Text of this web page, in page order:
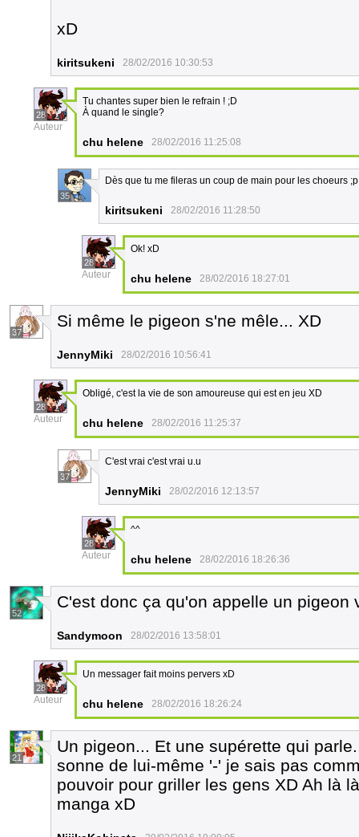
xD
kiritsukeni 28/02/2016 10:30:53
28
Auteur
Tu chantes super bien le refrain ! ;D
À quand le single?
chu helene 28/02/2016 11:25:08
35
Dès que tu me fileras un coup de main pour les choeurs ;p
kiritsukeni 28/02/2016 11:28:50
28
Auteur
Ok! xD
chu helene 28/02/2016 18:27:01
37
Si même le pigeon s'ne mêle... XD
JennyMiki 28/02/2016 10:56:41
28
Auteur
Obligé, c'est la vie de son amoureuse qui est en jeu XD
chu helene 28/02/2016 11:25:37
37
C'est vrai c'est vrai u.u
JennyMiki 28/02/2016 12:13:57
28
Auteur
^^
chu helene 28/02/2016 18:26:36
52
C'est donc ça qu'on appelle un pigeon
Sandymoon 28/02/2016 13:58:01
28
Auteur
Un messager fait moins pervers xD
chu helene 28/02/2016 18:26:24
21
Un pigeon... Et une supérette qui
sonne de lui-même '-' je sais pas
pouvoir pour griller les gens XD Ah là
manga xD